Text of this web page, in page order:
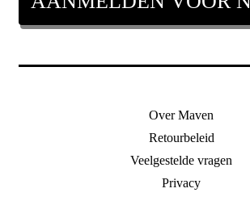
Over Maven
Retourbeleid
Veelgestelde vragen
Privacy